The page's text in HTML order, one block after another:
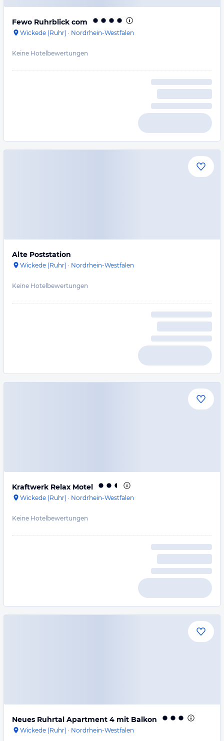
Fewo Ruhrblick com
Wickede (Ruhr) · Nordrhein-Westfalen
Keine Hotelbewertungen
Alte Poststation
Wickede (Ruhr) · Nordrhein-Westfalen
Keine Hotelbewertungen
Kraftwerk Relax Motel
Wickede (Ruhr) · Nordrhein-Westfalen
Keine Hotelbewertungen
Neues Ruhrtal Apartment 4 mit Balkon
Wickede (Ruhr) · Nordrhein-Westfalen